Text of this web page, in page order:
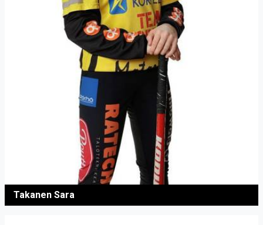
Takanen Sara